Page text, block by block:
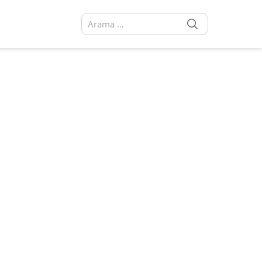
Arama sonuçları: